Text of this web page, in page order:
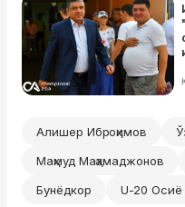
Алишер Иброҳимов
Маҳмуд Маҳамаджонов
Бунёдкор
U-20 Осиё